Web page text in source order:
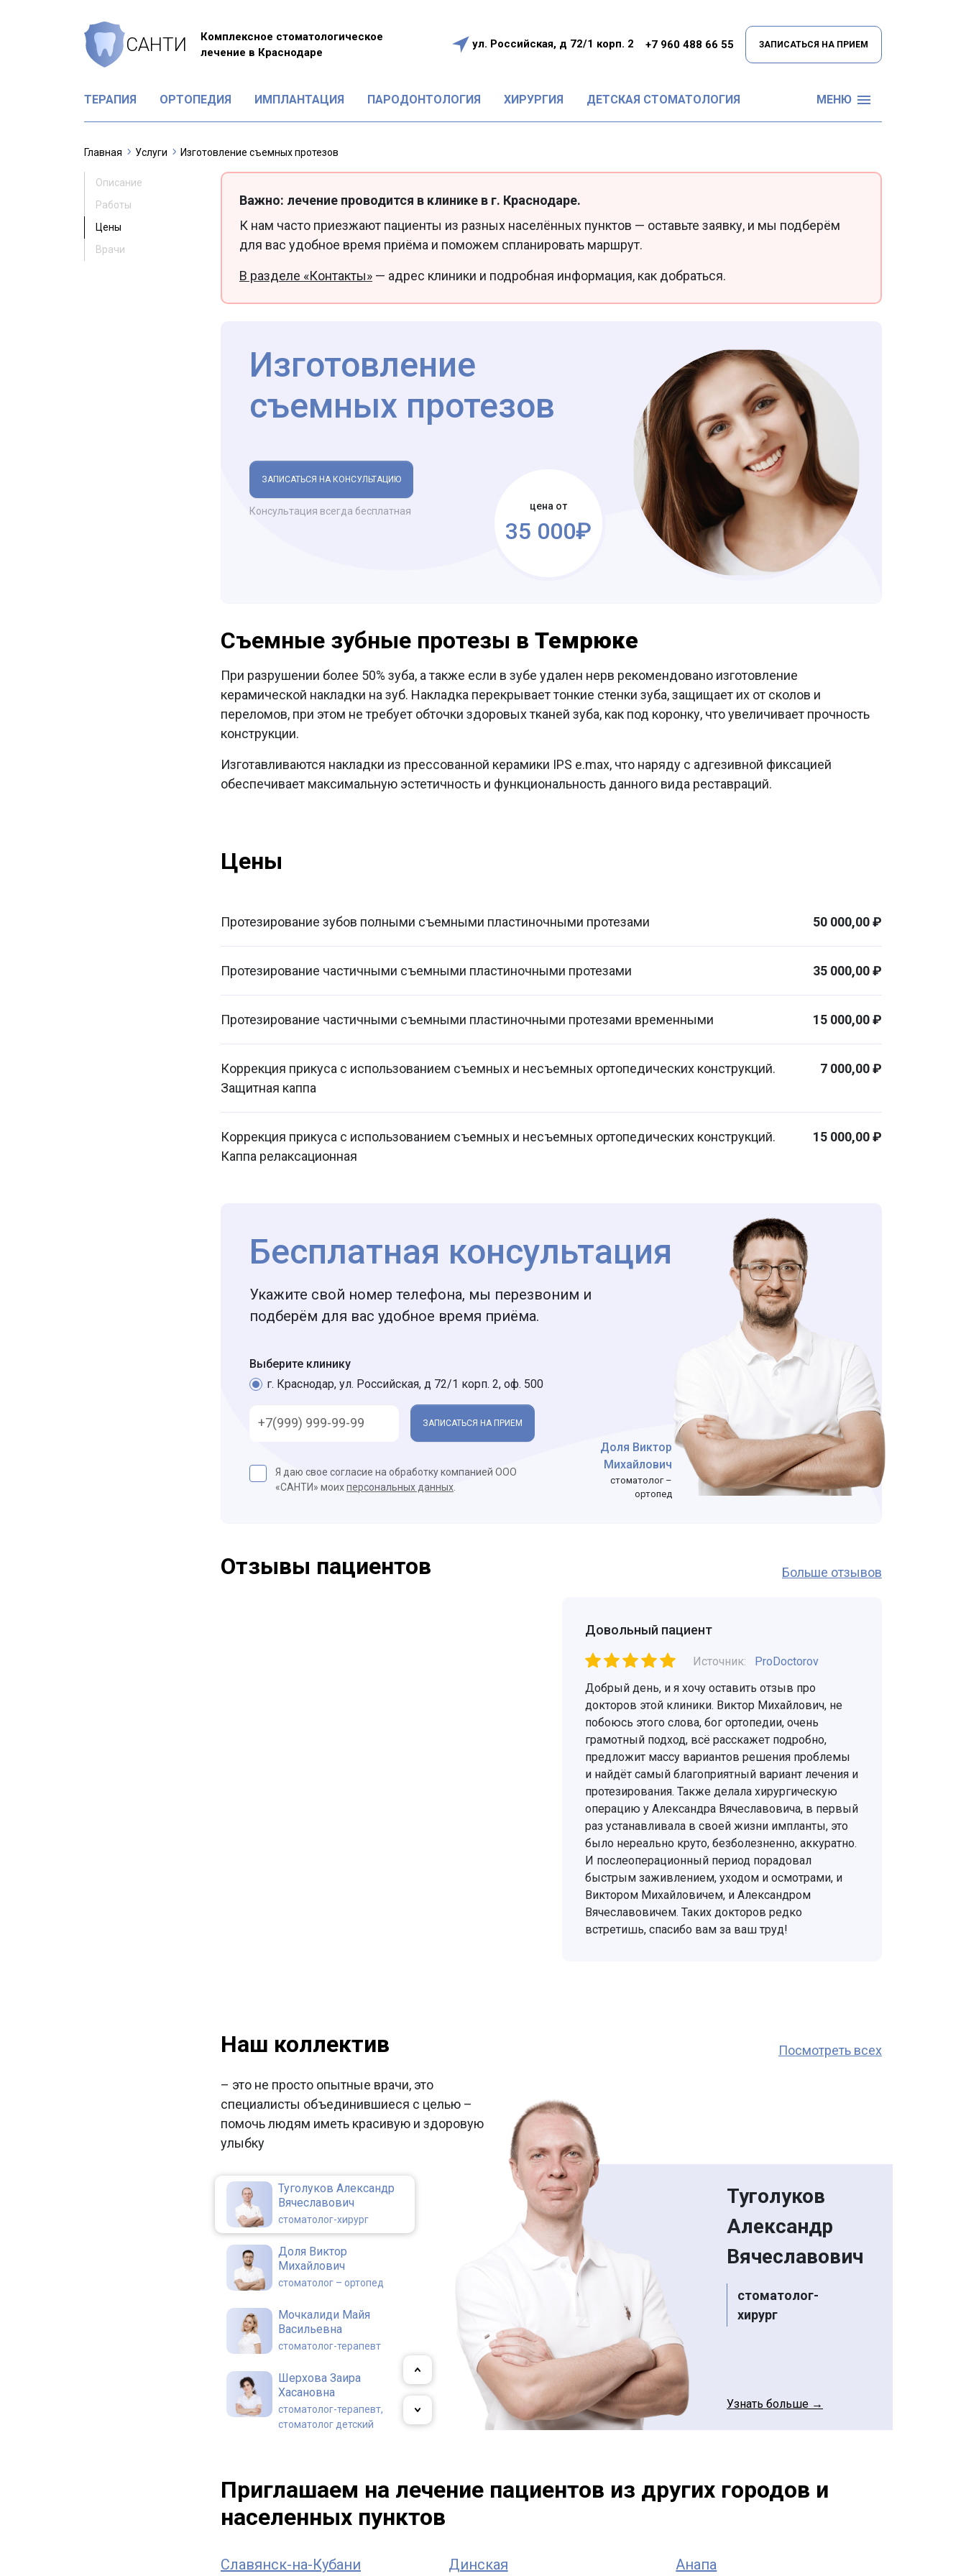
САНТИ
Комплексное стоматологическое
лечение в Краснодаре
ул. Российская, д 72/1 корп. 2 +7 960 488 66 55 ЗАПИСАТЬСЯ НА ПРИЕМ
ТЕРАПИЯ ОРТОПЕДИЯ ИМПЛАНТАЦИЯ ПАРОДОНТОЛОГИЯ ХИРУРГИЯ ДЕТСКАЯ СТОМАТОЛОГИЯ МЕНЮ
Главная Услуги Изготовление съемных протезов
Описание
Работы
Цены
Врачи
Важно: лечение проводится в клинике в г. Краснодаре.
К нам часто приезжают пациенты из разных населённых пунктов — оставьте заявку, и мы подберём
для вас удобное время приёма и поможем спланировать маршрут.
В разделе «Контакты» — адрес клиники и подробная информация, как добраться.
Изготовление
съемных протезов
ЗАПИСАТЬСЯ НА КОНСУЛЬТАЦИЮ
Консультация всегда бесплатная цена от
35 000₽
Съемные зубные протезы в Темрюке
При разрушении более 50% зуба, а также если в зубе удален нерв рекомендовано изготовление
керамической накладки на зуб. Накладка перекрывает тонкие стенки зуба, защищает их от сколов и
переломов, при этом не требует обточки здоровых тканей зуба, как под коронку, что увеличивает прочность
конструкции.
Изготавливаются накладки из прессованной керамики IPS e.max, что наряду с адгезивной фиксацией
обеспечивает максимальную эстетичность и функциональность данного вида реставраций.
Цены
Протезирование зубов полными съемными пластиночными протезами 50 000,00 ₽
Протезирование частичными съемными пластиночными протезами 35 000,00 ₽
Протезирование частичными съемными пластиночными протезами временными 15 000,00 ₽
Коррекция прикуса с использованием съемных и несъемных ортопедических конструкций.
Защитная каппа
7 000,00 ₽
Коррекция прикуса с использованием съемных и несъемных ортопедических конструкций.
Каппа релаксационная
15 000,00 ₽
Бесплатная консультация
Укажите свой номер телефона, мы перезвоним и
подберём для вас удобное время приёма.
Выберите клинику
г. Краснодар, ул. Российская, д 72/1 корп. 2, оф. 500
ЗАПИСАТЬСЯ НА ПРИЕМ
Я даю свое согласие на обработку компанией ООО
«САНТИ» моихперсональных данных
Доля Виктор
Михайлович
стоматолог –
ортопед
Отзывы пациентов Больше отзывов
Довольный пациент
Источник:
ProDoctorov
Добрый день, и я хочу оставить отзыв про
докторов этой клиники. Виктор Михайлович, не
побоюсь этого слова, бог ортопедии, очень
грамотный подход, всё расскажет подробно,
предложит массу вариантов решения проблемы
и найдёт самый благоприятный вариант лечения и
протезирования. Также делала хирургическую
операцию у Александра Вячеславовича, в первый
раз устанавливала в своей жизни импланты, это
было нереально круто, безболезненно, аккуратно.
И послеоперационный период порадовал
быстрым заживлением, уходом и осмотрами, и
Виктором Михайловичем, и Александром
Вячеславовичем. Таких докторов редко
встретишь, спасибо вам за ваш труд!
Наш коллектив Посмотреть всех
– это не просто опытные врачи, это
специалисты объединившиеся с целью –
помочь людям иметь красивую и здоровую
улыбку
Туголуков Александр
Вячеславович
стоматолог-хирург
Доля Виктор
Михайлович
стоматолог – ортопед
Мочкалиди Майя
Васильевна
стоматолог-терапевт
Шерхова Заира
Хасановна
стоматолог-терапевт,
стоматолог детский
стоматолог-терапевт
Туголуков
Александр
Вячеславович
стоматолог-
хирург
Узнать больше →
Приглашаем на лечение пациентов из других городов и
населенных пунктов
Славянск-на-Кубани Динская Анапа